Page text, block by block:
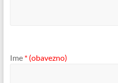
Ime * (obavezno)